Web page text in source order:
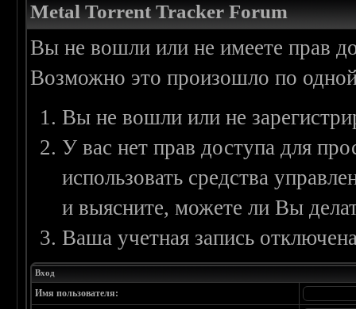
Metal Torrent Tracker Forum
Вы не вошли или не имеете прав
Возможно это произошло по
Вы не вошли или не
У вас нет прав доступа для
использовать средства
и выясните, можете ли Вы
Ваша учетная запись
Вход
Имя пользователя: